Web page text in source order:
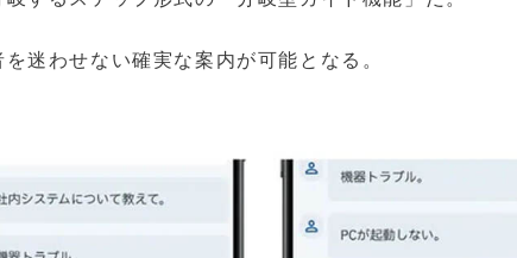
迷わせない確実な案内が可能となる。